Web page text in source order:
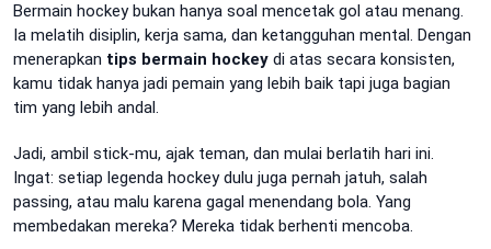
Bermain hockey bukan hanya soal mencetak gol atau menang.
Ia melatih disiplin, kerja sama, dan ketangguhan mental. Dengan
menerapkan tips bermain hockey di atas secara konsisten,
kamu tidak hanya jadi pemain yang lebih baik tapi juga bagian
tim yang lebih andal.
Jadi, ambil stick-mu, ajak teman, dan mulai berlatih hari ini.
Ingat: setiap legenda hockey dulu juga pernah jatuh, salah
passing, atau malu karena gagal menendang bola. Yang
membedakan mereka? Mereka tidak berhenti mencoba.